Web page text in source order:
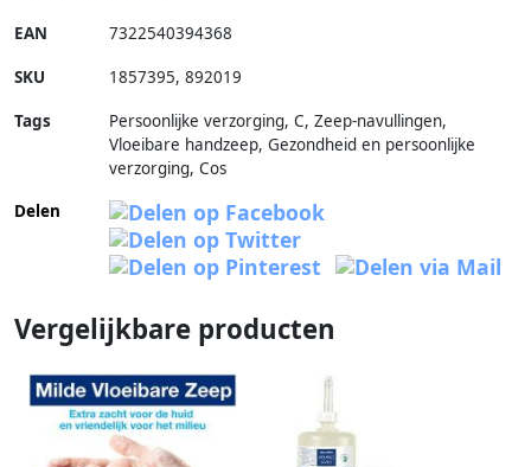
EAN 7322540394368
SKU 1857395, 892019
Tags
Persoonlijke verzorging, C, Zeep-navullingen,
Vloeibare handzeep, Gezondheid en persoonlijke
verzorging, Cos
Delen
Vergelijkbare producten